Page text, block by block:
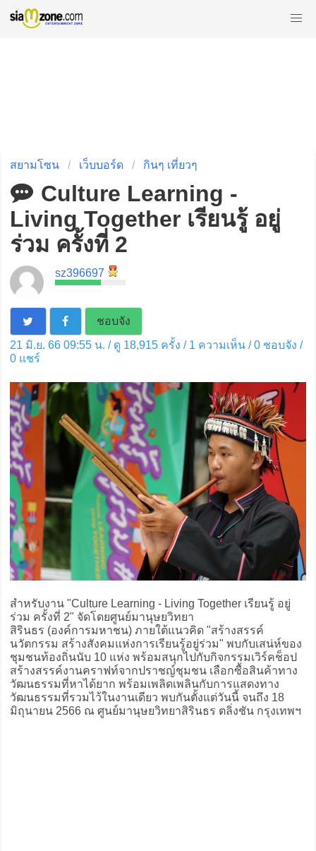
สยามโซน เว็บบอร์ด กินๆ เที่ยวๆ
Culture Learning -
Living Together เรียนรู้ อยู่
ร่วม ครั้งที่ 2
sz396697
ชอบจัง
21 มิ.ย. 66 09:55 น. / ดู 18,915 ครั้ง / 1 ความเห็น /0ชอบจัง /
0แชร์
สำหรับงาน "Culture Learning - Living Together เรียนรู้ อยู่
ร่วม ครั้งที่ 2" จัดโดยศูนย์มานุษยวิทยา
สิรินธร (องค์การมหาชน) ภายใต้แนวคิด "สร้างสรรค์
นวัตกรรม สร้างสังคมแห่งการเรียนรู้อยู่ร่วม" พบกับเสน่ห์ของ
ชุมชนท้องถิ่นนับ 10 แห่ง พร้อมสนุกไปกับกิจกรรมเวิร์คช็อป
สร้างสรรค์งานคราฟท์จากปราชญ์ชุมชน เลือกซื้อสินค้าทาง
วัฒนธรรมที่หาได้ยาก พร้อมเพลิดเพลินกับการแสดงทาง
วัฒนธรรมที่รวมไว้ในงานเดียว พบกันตั้งแต่วันนี้ จนถึง 18
มิถุนายน 2566 ณ ศูนย์มานุษยวิทยาสิรินธร ตลิ่งชัน กรุงเทพฯ